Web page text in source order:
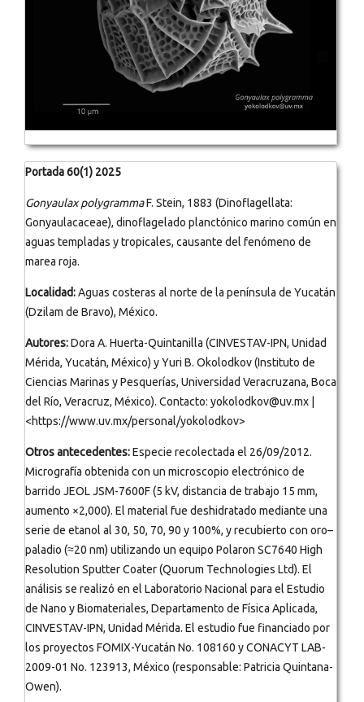
Portada 60(1) 2025
Gonyaulax polygrammaF. Stein, 1883 (Dinoflagellata:
Gonyaulacaceae), dinoflagelado planctónico marino común en
aguas templadas y tropicales, causante del fenómeno de
marea roja.
Localidad:Aguas costeras al norte de la península de Yucatán
(Dzilam de Bravo), México.
Autores:Dora A. Huerta-Quintanilla (CINVESTAV-IPN, Unidad
Mérida, Yucatán, México) y Yuri B. Okolodkov (Instituto de
Ciencias Marinas y Pesquerías, Universidad Veracruzana, Boca
del Río, Veracruz, México). Contacto: yokolodkov@uv.mx |
<https://www.uv.mx/personal/yokolodkov>
Otros antecedentes:Especie recolectada el 26/09/2012.
Micrografía obtenida con un microscopio electrónico de
barrido JEOL JSM-7600F (5 kV, distancia de trabajo 15 mm,
aumento ×2,000). El material fue deshidratado mediante una
serie de etanol al 30, 50, 70, 90 y 100%, y recubierto con oro–
paladio (≈20 nm) utilizando un equipo Polaron SC7640 High
Resolution Sputter Coater (Quorum Technologies Ltd). El
análisis se realizó en el Laboratorio Nacional para el Estudio
de Nano y Biomateriales, Departamento de Física Aplicada,
CINVESTAV-IPN, Unidad Mérida. El estudio fue financiado por
los proyectos FOMIX-Yucatán No. 108160 y CONACYT LAB-
2009-01 No. 123913, México (responsable: Patricia Quintana-
Owen).